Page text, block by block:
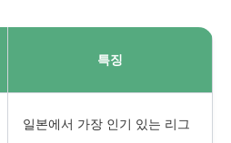
특징
일본에서 가장 인기 있는 리그